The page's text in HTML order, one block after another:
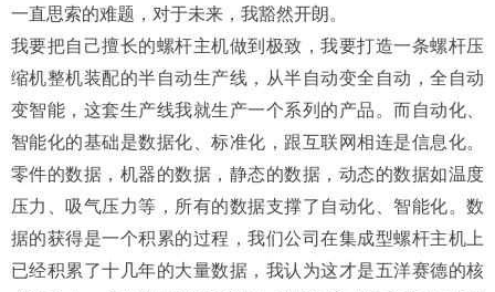
一直思索的难题，对于未来，我豁然开朗。
我要把自己擅长的螺杆主机做到极致，我要打造一条螺杆压
缩机整机装配的半自动生产线，从半自动变全自动，全自动
变智能，这套生产线我就生产一个系列的产品。而自动化、
智能化的基础是数据化、标准化，跟互联网相连是信息化。
零件的数据，机器的数据，静态的数据，动态的数据如温度
压力、吸气压力等，所有的数据支撑了自动化、智能化。数
据的获得是一个积累的过程，我们公司在集成型螺杆主机上
已经积累了十几年的大量数据，我认为这才是五洋赛德的核